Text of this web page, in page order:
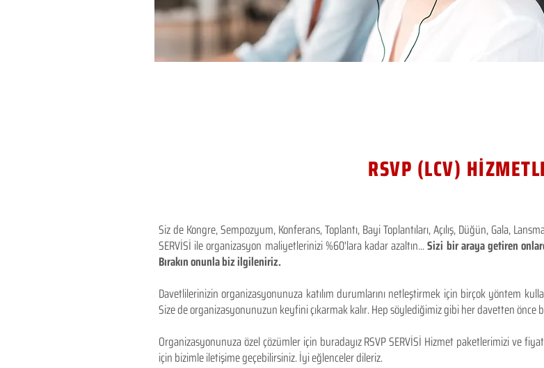
RSVP (LCV)
Siz de Kongre, Sempozyum, Konferans, Toplantı, Bayi Toplantıları, Açılış, Düğün, Gala,
SERVİSİ ile organizasyon maliyetlerinizi %60'lara kadar azaltın...Sizi bir araya getiren
Bırakın onunla biz ilgileniriz.
Davetlilerinizin organizasyonunuza katılım durumlarını netleştirmek için birçok yöntem
Size de organizasyonunuzun keyfini çıkarmak kalır. Hep söylediğimiz gibi her davetten önce
Organizasyonunuza özel çözümler için buradayız RSVP SERVİSİ Hizmet paketlerimizi ve
için bizimle iletişime geçebilirsiniz. İyi eğlenceler dileriz.